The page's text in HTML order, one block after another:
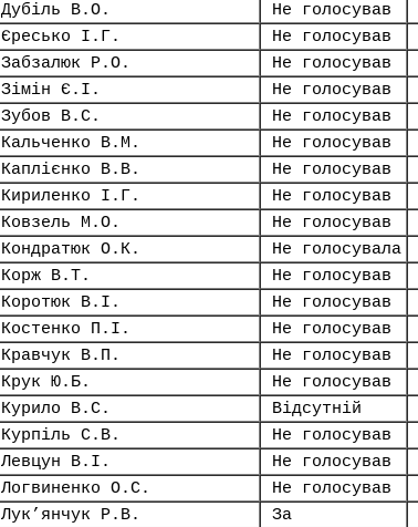
Дубіль В.О.
Не голосував
Єресько І.Г.
Не голосував
Забзалюк Р.О.
Не голосував
Зімін Є.І.
Не голосував
Зубов В.С.
Не голосував
Кальченко В.М.
Не голосував
Каплієнко В.В.
Не голосував
Кириленко І.Г.
Не голосував
Ковзель М.О.
Не голосував
Кондратюк О.К.
Не голосувала
Корж В.Т.
Не голосував
Коротюк В.І.
Не голосував
Костенко П.І.
Не голосував
Кравчук В.П.
Не голосував
Крук Ю.Б.
Не голосував
Курило В.С.
Відсутній
Курпіль С.В.
Не голосував
Левцун В.І.
Не голосував
Логвиненко О.С.
Не голосував
Лук’янчук Р.В.
За